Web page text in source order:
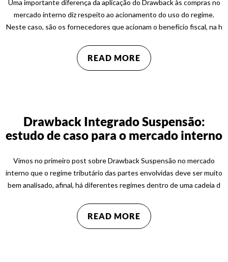
Uma importante diferença da aplicação do Drawback às compras no
mercado interno diz respeito ao acionamento do uso do regime.
Neste caso, são os fornecedores que acionam o benefício fiscal, na h
READ MORE
Drawback Integrado Suspensão:
estudo de caso para o mercado interno
Vimos no primeiro post sobre Drawback Suspensão no mercado
interno que o regime tributário das partes envolvidas deve ser muito
bem analisado, afinal, há diferentes regimes dentro de uma cadeia d
READ MORE